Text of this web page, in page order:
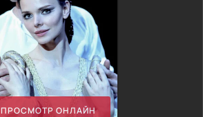
ПРОСМОТР ОНЛАЙН